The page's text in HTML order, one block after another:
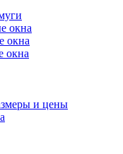
окна
окна
окна
и цены